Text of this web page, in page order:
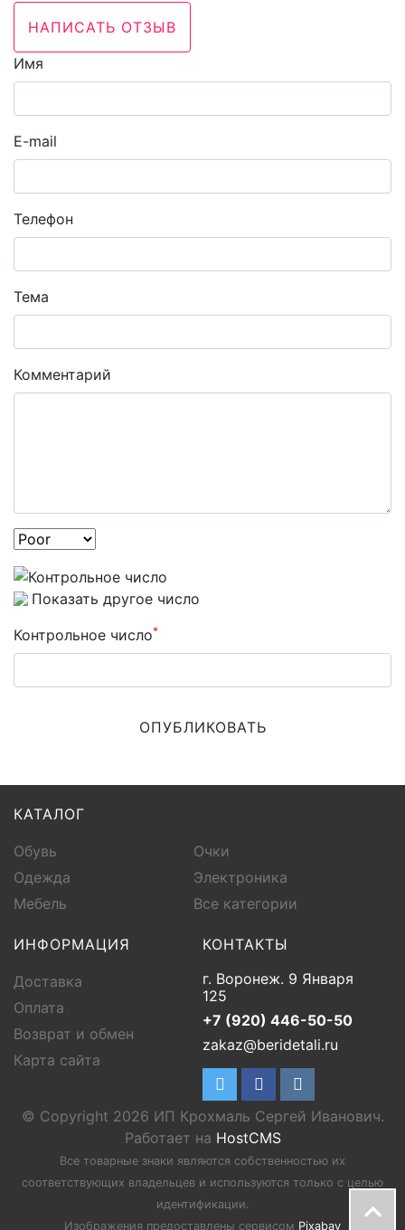
НАПИСАТЬ ОТЗЫВ
Имя
E-mail
Телефон
Тема
Комментарий
Показать другое число
Контрольное число*
ОПУБЛИКОВАТЬ
КАТАЛОГ
Обувь
Очки
Одежда
Электроника
Мебель
Все категории
ИНФОРМАЦИЯ
Доставка
Оплата
Возврат и обмен
Карта сайта
КОНТАКТЫ
г. Воронеж. 9 Января
125
+7 (920) 446-50-50
zakaz@beridetali.ru
© Copyright 2026 ИП Крохмаль Сергей Иванович.
Работает на HostCMS
Все товарные знаки являются собственностью их
соответствующих владельцев и используются только с целью
идентификации.
Изображения предоставлены сервисом Pixabay